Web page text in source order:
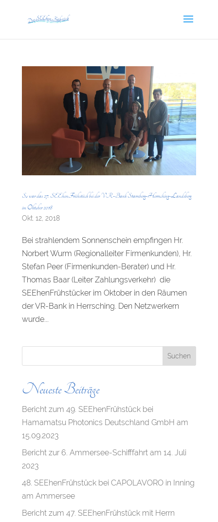
So war das 27. SEEhenFrühstück bei der VR-Bank Starnberg-Herrsching-Landsberg
im Oktober 2018
Okt. 12, 2018
Bei strahlendem Sonnenschein empfingen Hr.
Norbert Wurm (Regionalleiter Firmenkunden), Hr.
Stefan Peer (Firmenkunden-Berater) und Hr.
Thomas Baar (Leiter Zahlungsverkehr) die
SEEhenFrühstücker im Oktober in den Räumen
der VR-Bank in Herrsching. Den Netzwerkern
wurde...
Neueste Beiträge
Bericht zum 49. SEEhenFrühstück bei
Hamamatsu Photonics Deutschland GmbH am
15.09.2023
Bericht zur 6. Ammersee-Schifffahrt am 14. Juli
2023
48. SEEhenFrühstück bei CAPOLAVORO in Inning
am Ammersee
Bericht zum 47. SEEhenFrühstück mit Herrn